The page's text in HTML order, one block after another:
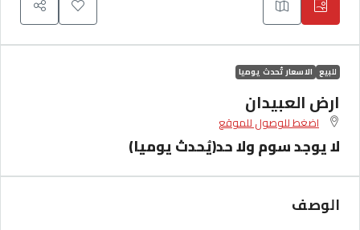
للبيع الاسعار تُحدث يوميا
ارض العبيدان
اضغط للوصول للموقع
لا يوجد سوم ولا حد(يُحدث يوميا)
الوصف